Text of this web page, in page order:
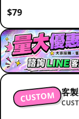
$79
CUSTOM 客